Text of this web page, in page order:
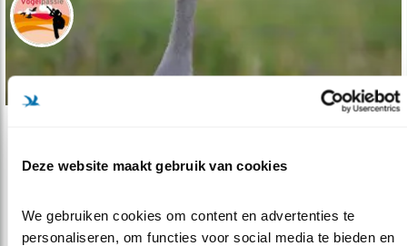
Deze website maakt gebruik van cookies
We gebruiken cookies om content en advertenties te
personaliseren, om functies voor social media te bieden en
Naar de kraantjes
kraanvogel.